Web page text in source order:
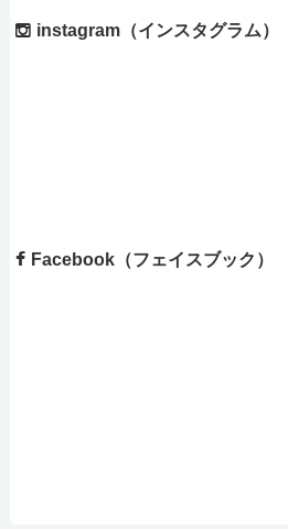
instagram（インスタグラム）
Facebook（フェイスブック）